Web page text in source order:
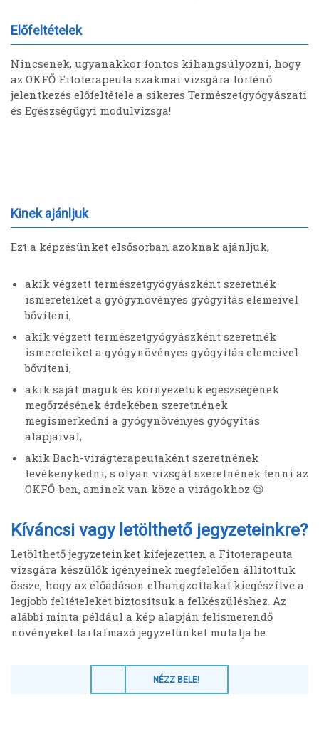
Előfeltételek
Nincsenek, ugyanakkor fontos kihangsúlyozni, hogy
az OKFŐ Fitoterapeuta szakmai vizsgára történő
jelentkezés előfeltétele a sikeres Természetgyógyászati
és Egészségügyi modulvizsga!
Kinek ajánljuk
Ezt a képzésünket elsősorban azoknak ajánljuk,
akik végzett természetgyógyászként szeretnék
ismereteiket a gyógynövényes gyógyítás elemeivel
bővíteni,
akik végzett természetgyógyászként szeretnék
ismereteiket a gyógynövényes gyógyítás elemeivel
bővíteni,
akik saját maguk és környezetük egészségének
megőrzésének érdekében szeretnének
megismerkedni a gyógynövényes gyógyítás
alapjaival,
akik Bach-virágterapeutaként szeretnének
tevékenykedni, s olyan vizsgát szeretnének tenni az
OKFŐ-ben, aminek van köze a virágokhoz 😉
Kíváncsi vagy letölthető jegyzeteinkre?
Letölthető jegyzeteinket kifejezetten a Fitoterapeuta
vizsgára készülők igényeinek megfelelően állítottuk
össze, hogy az előadáson elhangzottakat kiegészítve a
legjobb feltételeket biztosítsuk a felkészüléshez. Az
alábbi minta például a kép alapján felismerendő
növényeket tartalmazó jegyzetünket mutatja be.
NÉZZ BELE!